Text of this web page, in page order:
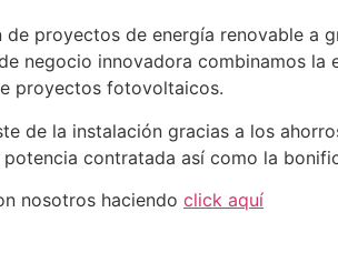
proyectos de energía renovable a
negocio innovadora combinamos
proyectos fotovoltaicos.
de la instalación gracias a los
contratada así como la
nosotros haciendo click aquí